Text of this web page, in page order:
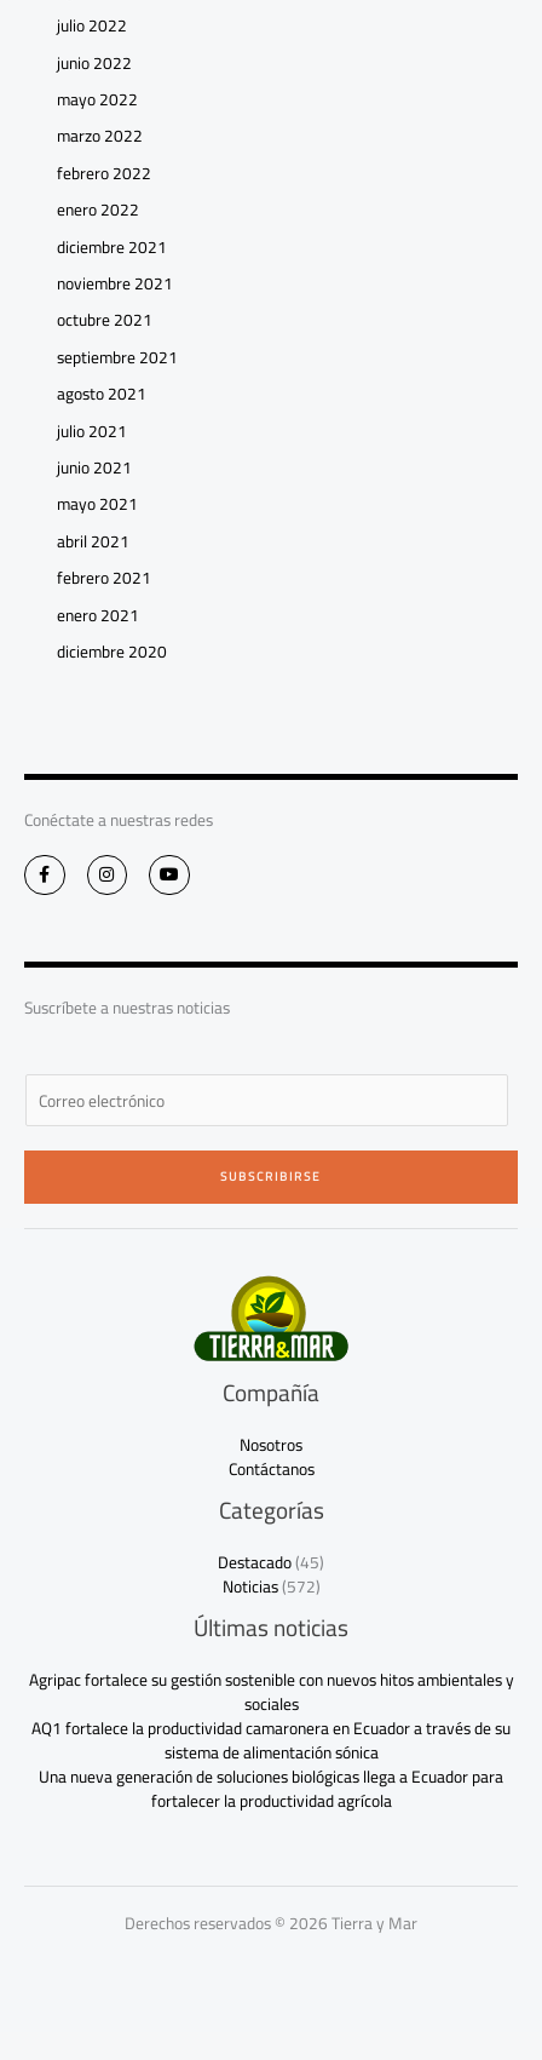
julio 2022
junio 2022
mayo 2022
marzo 2022
febrero 2022
enero 2022
diciembre 2021
noviembre 2021
octubre 2021
septiembre 2021
agosto 2021
julio 2021
junio 2021
mayo 2021
abril 2021
febrero 2021
enero 2021
diciembre 2020
Conéctate a nuestras redes
F
a
c
o
-
f
I
n
s
r
m
Y
o
u
e
Suscríbete a nuestras noticias
E
a
i
*
SUBSCRIBIRSE
Compañía
Nosotros
Contáctanos
Categorías
Destacado(45)
Noticias(572)
Últimas noticias
Agripac fortalece su gestión sostenible con nuevos hitos ambientales y
sociales
AQ1 fortalece la productividad camaronera en Ecuador a través de su
sistema de alimentación sónica
Una nueva generación de soluciones biológicas llega a Ecuador para
fortalecer la productividad agrícola
Derechos reservados © 2026 Tierra y Mar